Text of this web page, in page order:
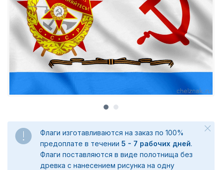
Флаги изготавливаются на заказ по 100%
предоплате в течении 5 - 7 рабочих дней.
Флаги поставляются в виде полотнища без
древка с нанесением рисунка на одну